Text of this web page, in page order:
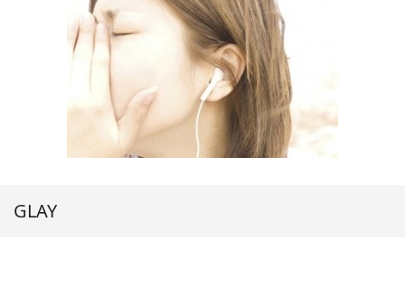
GLAY